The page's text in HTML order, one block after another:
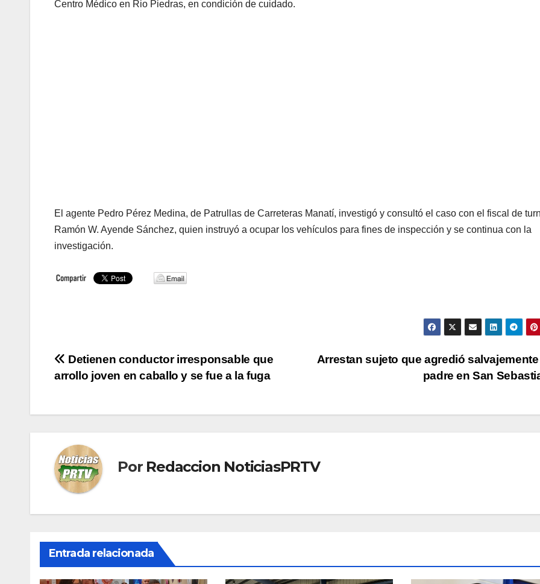
Centro Médico en Rio Piedras, en condición de cuidado.
El agente Pedro Pérez Medina, de Patrullas de Carreteras Manatí, investigó y consultó el caso con el fiscal de
Ramón W. Ayende Sánchez, quien instruyó a ocupar los vehículos para fines de inspección y se continua con la
investigación.
Navegación
entradas
Arrestan sujeto que agredió
padre en San
Detienen conductor irresponsable que
arrollo joven en caballo y se fue a la fuga
Por Redaccion NoticiasPRTV
Entrada relacionada